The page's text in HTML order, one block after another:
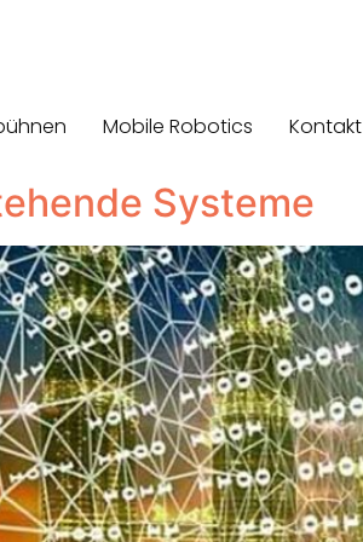
Mobile Robotics Kontakt
Systeme